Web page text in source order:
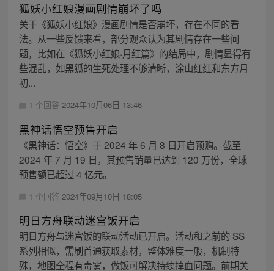
狐妖小红娘漫画剧情崩坏了吗
关于《狐妖小红娘》漫画剧情是否崩坏，存在不同的看
法。从一些反馈来看，部分观众认为其剧情存在一些问
题，比如在《狐妖小红娘·月红篇》的结局中，剧情显得有
些混乱，如黑狐的生死处理不够清晰，涂山红红和东方月
初...
1 个回答 2024年10月06日 13:46
黑神话悟空预售开启
《黑神话：悟空》于 2024 年 6 月 8 日开启预购。截至
2024 年 7 月 19 日，其预售销量已达到 120 万份，全球
预售额已超过 4 亿元。
1 个回答 2024年09月10日 18:05
明日方舟联动迷宫饭开启
明日方舟与迷宫饭的联动活动已开启。活动和之前的 SS
系列相似，需刷首通获取素材，整体难度一般，机制特
殊，地图全程有毒雾，做饭可解决持续掉血问题。前期关